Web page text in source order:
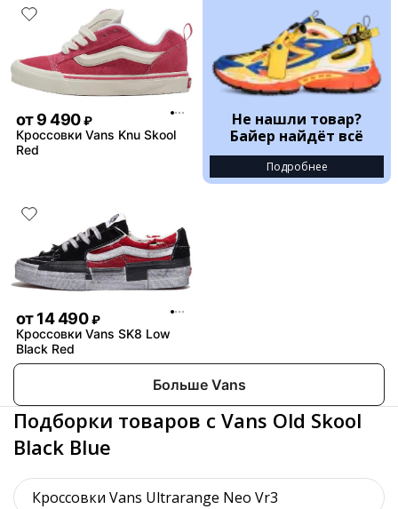
от9 490 ₽
Кроссовки Vans Knu Skool
Red
Не нашли товар?
Байер найдёт всё
Подробнее
от14 490 ₽
Кроссовки Vans SK8 Low
Black Red
Больше Vans
Подборки товаров с Vans Old Skool
Black Blue
Кроссовки Vans Ultrarange Neo Vr3